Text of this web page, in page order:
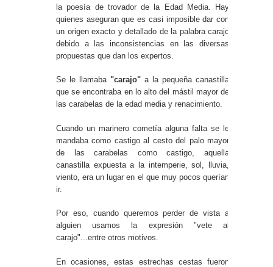
la poesía de trovador de la Edad Media. Hay
quienes aseguran que es casi imposible dar con
un origen exacto y detallado de la palabra carajo
debido a las inconsistencias en las diversas
propuestas que dan los expertos.
Se le llamaba "carajo" a la pequeña canastilla
que se encontraba en lo alto del mástil mayor de
las carabelas de la edad media y renacimiento.
Cuando un marinero cometía alguna falta se le
mandaba como castigo al cesto del palo mayor
de las carabelas como castigo, aquella
canastilla expuesta a la intemperie, sol, lluvia,
viento, era un lugar en el que muy pocos querían
ir.
Por eso, cuando queremos perder de vista a
alguien usamos la expresión "vete al
carajo"...entre otros motivos.
En ocasiones, estas estrechas cestas fueron